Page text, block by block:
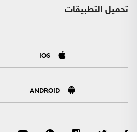
تحميل التطبيقات
IOS
ANDROID